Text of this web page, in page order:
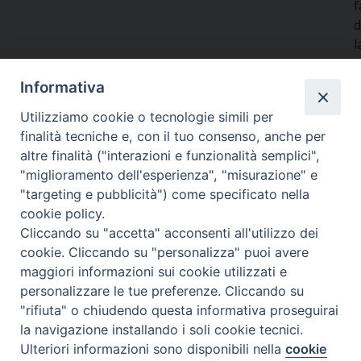
Preferenze Cookie
Informativa
Utilizziamo cookie o tecnologie simili per
finalità tecniche e, con il tuo consenso, anche per
altre finalità ("interazioni e funzionalità semplici",
"miglioramento dell'esperienza", "misurazione" e
"targeting e pubblicità") come specificato nella
cookie policy.
Cliccando su "accetta" acconsenti all'utilizzo dei
cookie. Cliccando su "personalizza" puoi avere
maggiori informazioni sui cookie utilizzati e
personalizzare le tue preferenze. Cliccando su
"rifiuta" o chiudendo questa informativa proseguirai
la navigazione installando i soli cookie tecnici.
Ulteriori informazioni sono disponibili nellacookie